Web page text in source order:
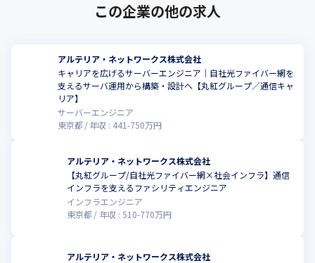
この企業の他の求人
アルテリア・ネットワークス株式会社
キャリアを広げるサーバーエンジニア｜自社光ファイバー網を
支えるサーバ運用から構築・設計へ【丸紅グループ／通信キャ
リア】
サーバーエンジニア
東京都
年収 : 441-750万円
アルテリア・ネットワークス株式会社
【丸紅グループ/自社光ファイバー網×社会インフラ】通信
インフラを支えるファシリティエンジニア
インフラエンジニア
東京都
年収 : 510-770万円
アルテリア・ネットワークス株式会社